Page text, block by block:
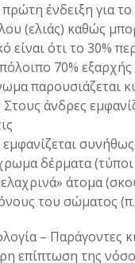
ένδειξη για
(ελιάς) καθώς
είναι ότι το 30%
70%
παρουσιάζεται
άνδρες
εμφανίζεται
δέρματα
άτομα
του σώματος
– Παράγοντες
επίπτωση της